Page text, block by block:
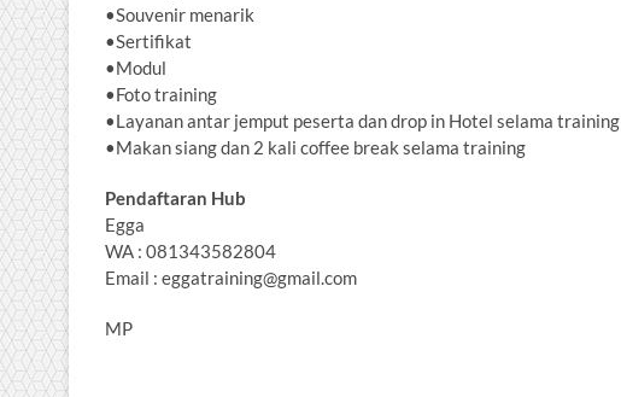
•Souvenir menarik
•Sertifikat
•Modul
•Foto training
•Layanan antar jemput peserta dan drop in Hotel selama training
•Makan siang dan 2 kali coffee break selama training
Pendaftaran Hub
Egga
WA : 081343582804
Email : eggatraining@gmail.com
MP